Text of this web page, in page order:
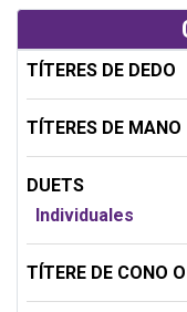
TÍTERES DE DEDO
TÍTERES DE MANO
DUETS
Individuales
TÍTERE DE CONO